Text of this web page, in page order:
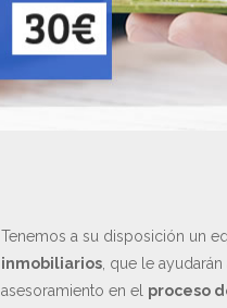
Tenemos a su disposición un
inmobiliarios, que le
asesoramiento en el proceso